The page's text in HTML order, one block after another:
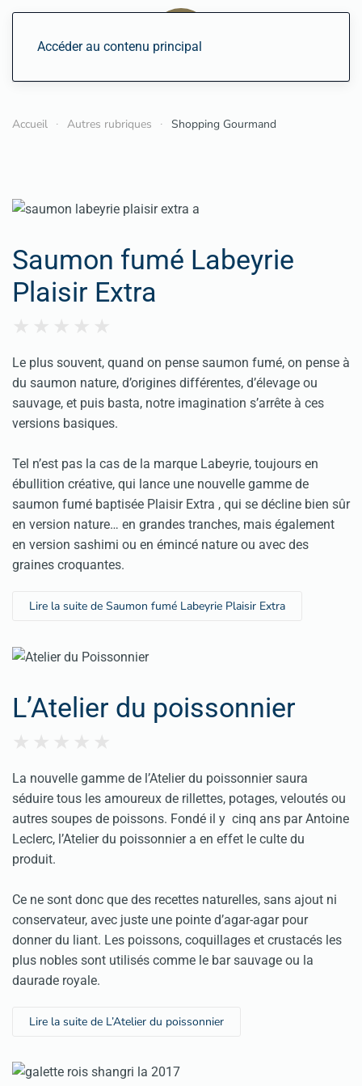
Accéder au contenu principal
Accueil Autres rubriques Shopping Gourmand
Saumon fumé Labeyrie
Plaisir Extra
Le plus souvent, quand on pense saumon fumé, on pense à
du saumon nature, d’origines différentes, d’élevage ou
sauvage, et puis basta, notre imagination s’arrête à ces
versions basiques.
Tel n’est pas la cas de la marque Labeyrie, toujours en
ébullition créative, qui lance une nouvelle gamme de
saumon fumé baptisée Plaisir Extra , qui se décline bien sûr
en version nature… en grandes tranches, mais également
en version sashimi ou en émincé nature ou avec des
graines croquantes.
Lire la suite de Saumon fumé Labeyrie Plaisir Extra
L’Atelier du poissonnier
La nouvelle gamme de l’Atelier du poissonnier saura
séduire tous les amoureux de rillettes, potages, veloutés ou
autres soupes de poissons. Fondé il y cinq ans par Antoine
Leclerc, l’Atelier du poissonnier a en effet le culte du
produit.
Ce ne sont donc que des recettes naturelles, sans ajout ni
conservateur, avec juste une pointe d’agar-agar pour
donner du liant. Les poissons, coquillages et crustacés les
plus nobles sont utilisés comme le bar sauvage ou la
daurade royale.
Lire la suite de L’Atelier du poissonnier